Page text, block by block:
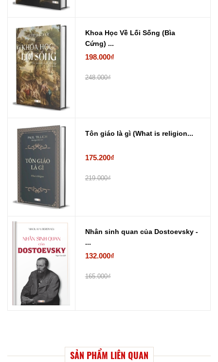
Khoa Học Về Lối Sống (Bìa
Cứng) ...
198.000₫
248.000₫
Tôn giáo là gì (What is religion...
175.200₫
219.000₫
Nhân sinh quan của Dostoevsky -
...
132.000₫
165.000₫
SẢN PHẨM LIÊN QUAN